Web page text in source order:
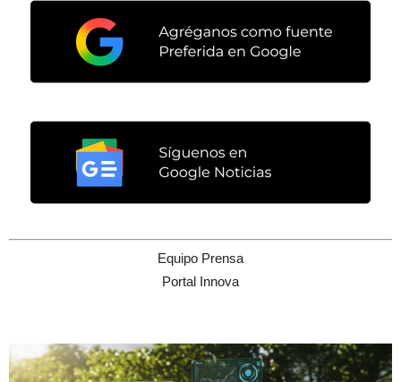
Equipo Prensa
Portal Innova